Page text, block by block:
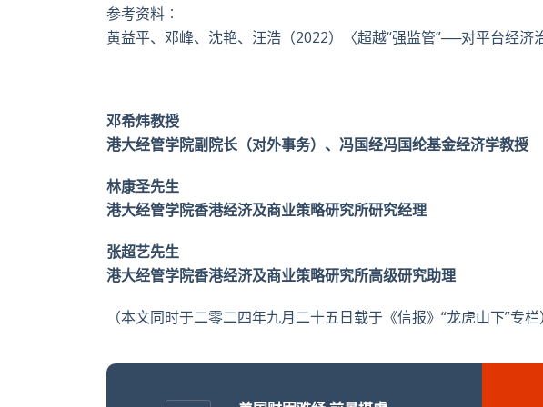
参考资料︰
黄益平、邓峰、沈艳、汪浩（2022）〈超越“强监管”──对平台经
邓希炜教授
港大经管学院副院长（对外事务）、冯国经冯国纶基金经济学教授
林康圣先生
港大经管学院香港经济及商业策略研究所研究经理
张超艺先生
港大经管学院香港经济及商业策略研究所高级研究助理
（本文同时于二零二四年九月二十五日载于《信报》“龙虎山下”专栏）